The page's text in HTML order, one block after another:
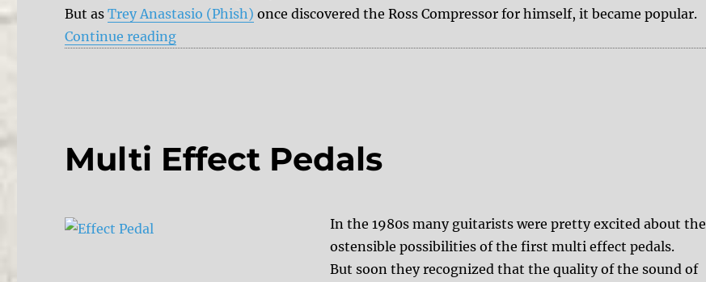
But asTrey Anastasio (Phish) once discovered the Ross Compressor for himself, it became popular.
Continue reading“Ross Compressor Reissue”
Multi Effect Pedals
In the 1980s many guitarists were pretty excited about the
ostensible possibilities of the first multi effect pedals.
But soon they recognized that the quality of the sound of